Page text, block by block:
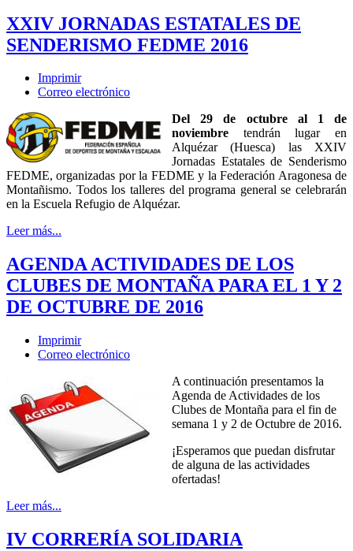
XXIV JORNADAS ESTATALES DE
SENDERISMO FEDME 2016
Imprimir
Correo electrónico
Del 29 de octubre al 1 de
noviembre tendrán lugar en
Alquézar (Huesca) las XXIV
Jornadas Estatales de Senderismo
FEDME, organizadas por la FEDME y la Federación Aragonesa de
Montañismo. Todos los talleres del programa general se celebrarán
en la Escuela Refugio de Alquézar.
Leer más...
AGENDA ACTIVIDADES DE LOS
CLUBES DE MONTAÑA PARA EL 1 Y 2
DE OCTUBRE DE 2016
Imprimir
Correo electrónico
A continuación presentamos la
Agenda de Actividades de los
Clubes de Montaña para el fin de
semana 1 y 2 de Octubre de 2016.
¡Esperamos que puedan disfrutar
de alguna de las actividades
ofertadas!
Leer más...
IV CORRERÍA SOLIDARIA